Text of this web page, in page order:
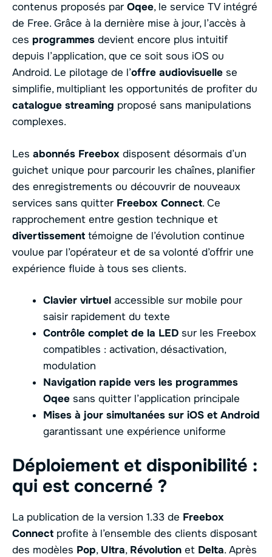
contenus proposés par Oqee, le service TV intégré
de Free. Grâce à la dernière mise à jour, l’accès à
ces programmes devient encore plus intuitif
depuis l’application, que ce soit sous iOS ou
Android. Le pilotage de l’offre audiovisuelle se
simplifie, multipliant les opportunités de profiter du
catalogue streaming proposé sans manipulations
complexes.
Les abonnés Freebox disposent désormais d’un
guichet unique pour parcourir les chaînes, planifier
des enregistrements ou découvrir de nouveaux
services sans quitter Freebox Connect. Ce
rapprochement entre gestion technique et
divertissement témoigne de l’évolution continue
voulue par l’opérateur et de sa volonté d’offrir une
expérience fluide à tous ses clients.
Clavier virtuel accessible sur mobile pour
saisir rapidement du texte
Contrôle complet de la LED sur les Freebox
compatibles : activation, désactivation,
modulation
Navigation rapide vers les programmes
Oqee sans quitter l’application principale
Mises à jour simultanées sur iOS et Android
garantissant une expérience uniforme
Déploiement et disponibilité :
qui est concerné ?
La publication de la version 1.33 de Freebox
Connect profite à l’ensemble des clients disposant
des modèles Pop, Ultra, Révolution et Delta. Après